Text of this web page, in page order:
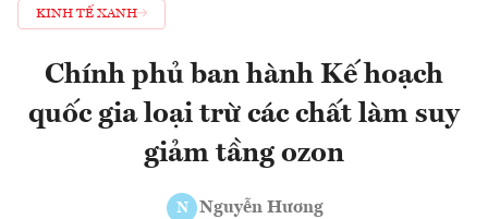
KINH TẾ XANH
Chính phủ ban hành Kế hoạch
quốc gia loại trừ các chất làm suy
giảm tầng ozon
N Nguyễn Hương